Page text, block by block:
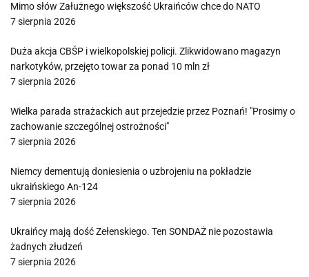
Mimo słów Załużnego większość Ukraińców chce do NATO
7 sierpnia 2026
Duża akcja CBŚP i wielkopolskiej policji. Zlikwidowano magazyn
narkotyków, przejęto towar za ponad 10 mln zł
7 sierpnia 2026
Wielka parada strażackich aut przejedzie przez Poznań! "Prosimy o
zachowanie szczególnej ostrożności"
7 sierpnia 2026
Niemcy dementują doniesienia o uzbrojeniu na pokładzie
ukraińskiego An-124
7 sierpnia 2026
Ukraińcy mają dość Zełenskiego. Ten SONDAŻ nie pozostawia
żadnych złudzeń
7 sierpnia 2026